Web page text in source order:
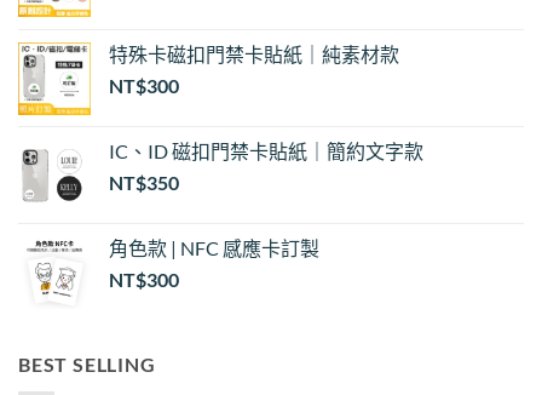
特殊卡磁扣門禁卡貼紙｜純素材款
NT$300
IC、ID 磁扣門禁卡貼紙｜簡約文字款
NT$350
角色款 | NFC 感應卡訂製
NT$300
BEST SELLING